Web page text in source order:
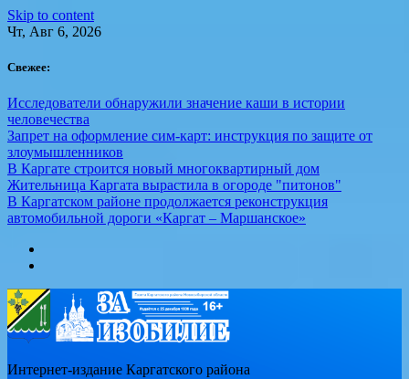
Skip to content
Чт, Авг 6, 2026
Свежее:
Исследователи обнаружили значение каши в истории
человечества
Запрет на оформление сим-карт: инструкция по защите от
злоумышленников
В Каргате строится новый многоквартирный дом
Жительница Каргата вырастила в огороде "питонов"
В Каргатском районе продолжается реконструкция
автомобильной дороги «Каргат – Маршанское»
Интернет-издание Каргатского района